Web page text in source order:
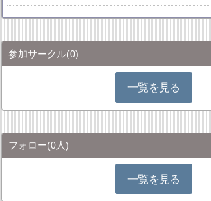
参加サークル(0)
一覧を見る
フォロー(0人)
一覧を見る